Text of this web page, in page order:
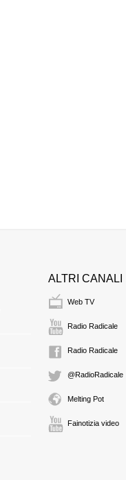
ALTRI CANALI
Web TV
Radio Radicale
Radio Radicale
@RadioRadicale
Melting Pot
Fainotizia video